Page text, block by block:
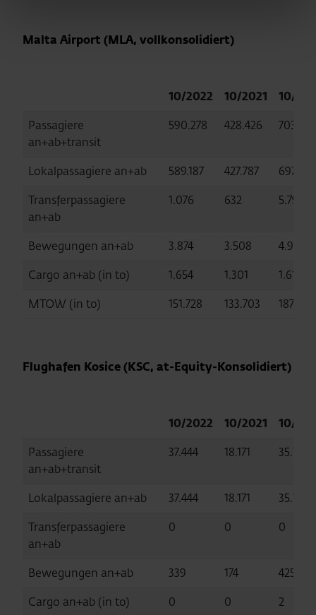
Malta Airport (MLA, vollkonsolidiert)
10/2022 10/2021
10/
Passagiere
an+ab+transit
590.278 428.426
Lokalpassagiere an+ab 589.187 427.787
697.615
Transferpassagiere
an+ab
1.076 632 5.790
Bewegungen an+ab 3.874 3.508
4.906
Cargo an+ab (in to)
1.654 1.301
1.610
MTOW (in to)
151.728 133.703 187.378
Flughafen Kosice (KSC, at-Equity-Konsolidiert)
10/2022 10/2021
10/
Passagiere
an+ab+transit
37.444 18.171 35.783
Lokalpassagiere an+ab 37.444 18.171
35.783
Transferpassagiere
an+ab
0 0 0
Bewegungen an+ab 339 174
425
Cargo an+ab (in to)
0 0
2